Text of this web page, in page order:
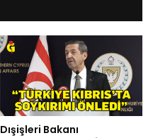
Dışişleri Bakanı